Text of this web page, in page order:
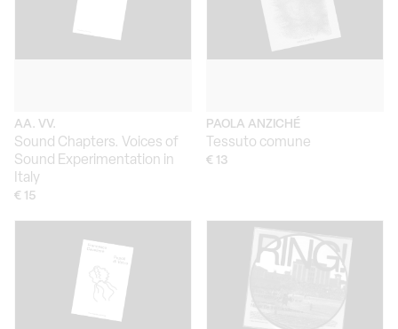
AA. VV.
Sound Chapters. Voices of
Sound Experimentation in
Italy
€ 15
PAOLA ANZICHÉ
Tessuto comune
€ 13